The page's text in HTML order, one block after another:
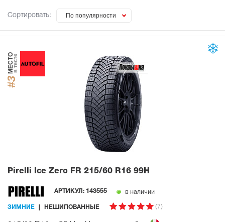
Сортировать: По популярности
#3
МЕСТОв тесте
Pirelli Ice Zero FR 215/60 R16 99H
АРТИКУЛ: 143555 в наличии
ЗИМНИЕ НЕШИПОВАННЫЕ (7)